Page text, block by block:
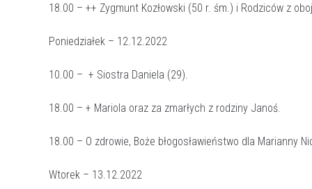
18.00 – ++ Zygmunt Kozłowski (50 r. śm.) i Rodziców z
Poniedziałek – 12.12.2022
10.00 – + Siostra Daniela (29).
18.00 – + Mariola oraz za zmarłych z rodziny Janoś.
18.00 – O zdrowie, Boże błogosławieństwo dla Marianny
Wtorek – 13.12.2022